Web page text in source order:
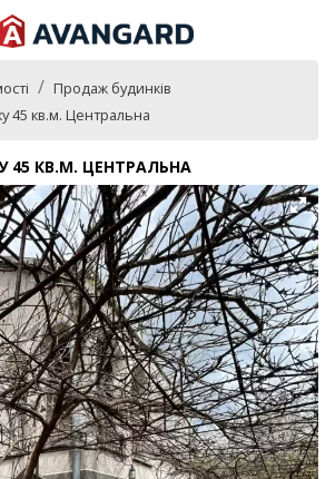
Продаж будинків
45 кв.м. Центральна
КВ.М. ЦЕНТРАЛЬНА